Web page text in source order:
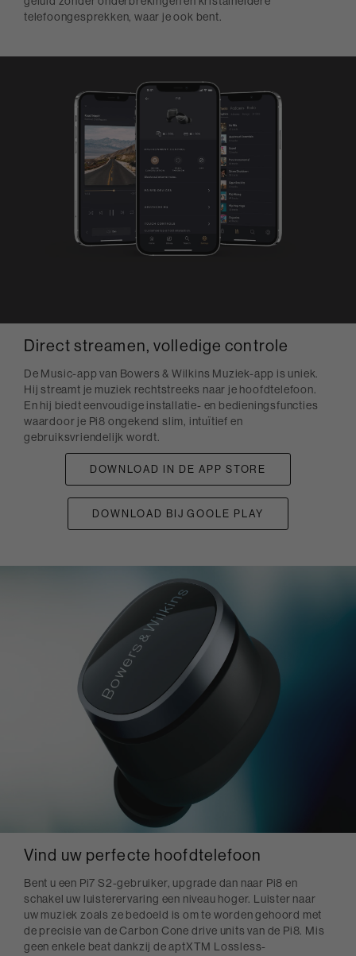
telefoongesprekken, waar je ook bent.
Direct streamen, volledige controle
De Music-app van Bowers & Wilkins Muziek-app is uniek.
Hij streamt je muziek rechtstreeks naar je hoofdtelefoon.
En hij biedt eenvoudige installatie- en bedieningsfuncties
waardoor je Pi8 ongekend slim, intuïtief en
gebruiksvriendelijk wordt.
DOWNLOAD IN DE APP STORE
DOWNLOAD BIJ GOOLE PLAY
Vind uw perfecte hoofdtelefoon
Bent u een Pi7 S2-gebruiker, upgrade dan naar Pi8 en
schakel uw luisterervaring een niveau hoger. Luister naar
uw muziek zoals ze bedoeld is om te worden gehoord met
de precisie van de Carbon Cone drive units van de Pi8. Mis
geen enkele beat dankzij de aptXTM Lossless-